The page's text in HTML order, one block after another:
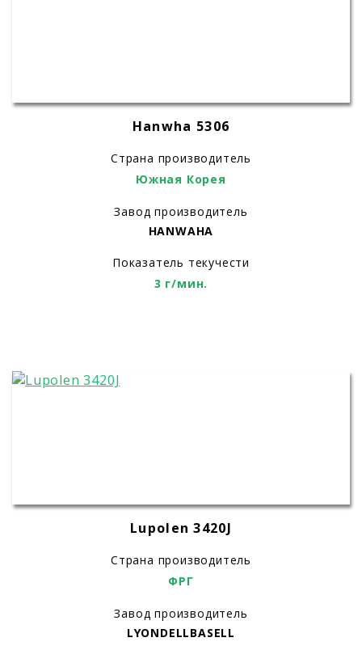
Hanwha 5306
Страна производитель
Южная Корея
Завод производитель
HANWAHA
Показатель текучести
3 г/мин.
Lupolen 3420J
Страна производитель
ФРГ
Завод производитель
LYONDELLBASELL